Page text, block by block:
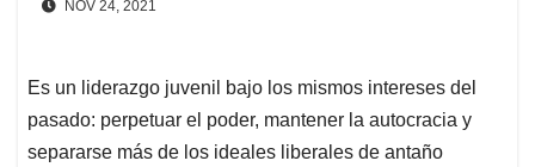
NOV 24, 2021
Es un liderazgo juvenil bajo los mismos intereses del
pasado: perpetuar el poder, mantener la autocracia y
separarse más de los ideales liberales de antaño